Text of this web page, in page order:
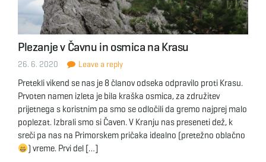
Plezanje v Čavnu in osmica na Krasu
26. 6. 2020 Leave a reply
Pretekli vikend se nas je 8 članov odseka odpravilo proti Krasu.
Prvoten namen izleta je bila kraška osmica, za združitev
prijetnega s koristnim pa smo se odločili da gremo najprej malo
poplezat. Izbrali smo si Čaven. V Kranju nas preseneti dež, k
sreči pa nas na Primorskem pričaka idealno (pretežno oblačno
) vreme. Prvi del […]